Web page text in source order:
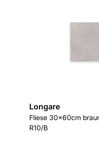
Longare
Fliese 30x60cm
R10/B